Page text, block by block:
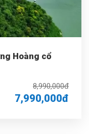
Hoàng cổ
8,990,000đ
7,990,000đ